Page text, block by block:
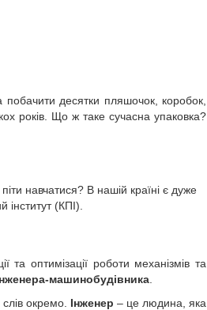
десятки пляшочок, коробок,
років. Що ж таке сучасна упаковка?
навчатися? В нашій країні є дуже
інститут (КПІ).
оптимізації роботи механізмів та
машинобудівника
окремо. Інженер – це людина, яка